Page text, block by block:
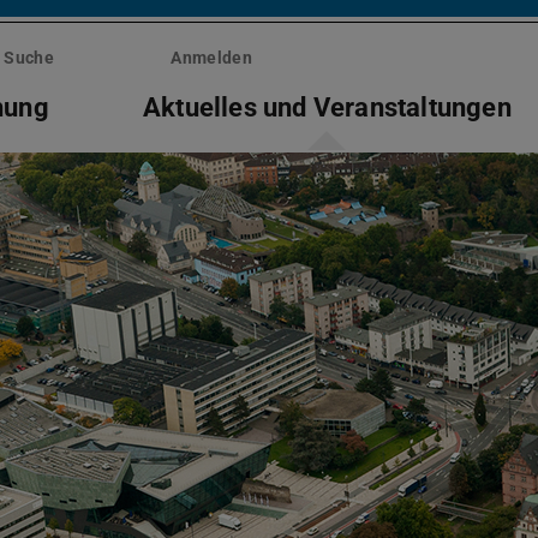
Suche Anmelden
Aktuelles und Veranstaltungen